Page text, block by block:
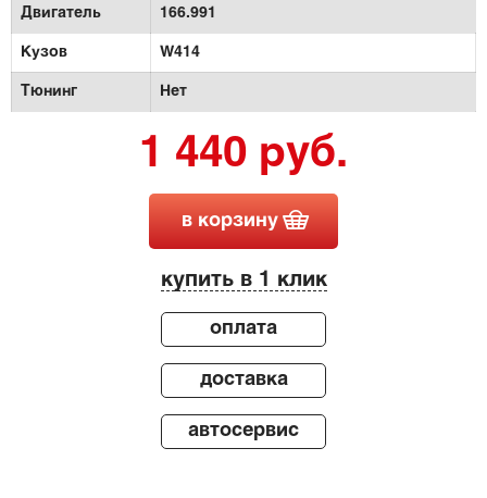
Двигатель 166.991
Кузов W414
Тюнинг Нет
1 440 руб.
в корзину
купить в 1 клик
оплата
доставка
автосервис